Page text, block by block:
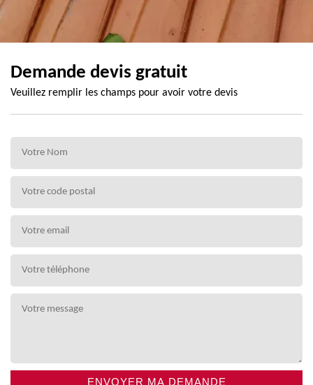
Demande devis gratuit
Veuillez remplir les champs pour avoir votre devis